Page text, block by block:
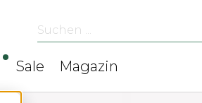
Suchen ...
Sale Magazin